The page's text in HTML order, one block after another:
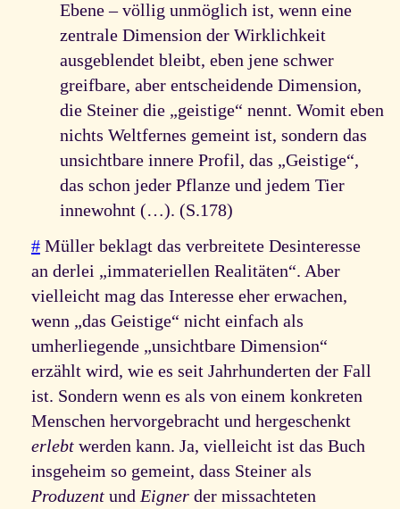
Ebene – völlig unmöglich ist, wenn eine
zentrale Dimension der Wirklichkeit
ausgeblendet bleibt, eben jene schwer
greifbare, aber entscheidende Dimension,
die Steiner die „geistige“ nennt. Womit eben
nichts Weltfernes gemeint ist, sondern das
unsichtbare innere Profil, das „Geistige“,
das schon jeder Pflanze und jedem Tier
innewohnt (…). (S.178)
#Müller beklagt das verbreitete Desinteresse
an derlei „immateriellen Realitäten“. Aber
vielleicht mag das Interesse eher erwachen,
wenn „das Geistige“ nicht einfach als
umherliegende „unsichtbare Dimension“
erzählt wird, wie es seit Jahrhunderten der Fall
ist. Sondern wenn es als von einem konkreten
Menschen hervorgebracht und hergeschenkt
erlebtwerden kann. Ja, vielleicht ist das Buch
insgeheim so gemeint, dass Steiner als
Produzentund Eignerder missachteten